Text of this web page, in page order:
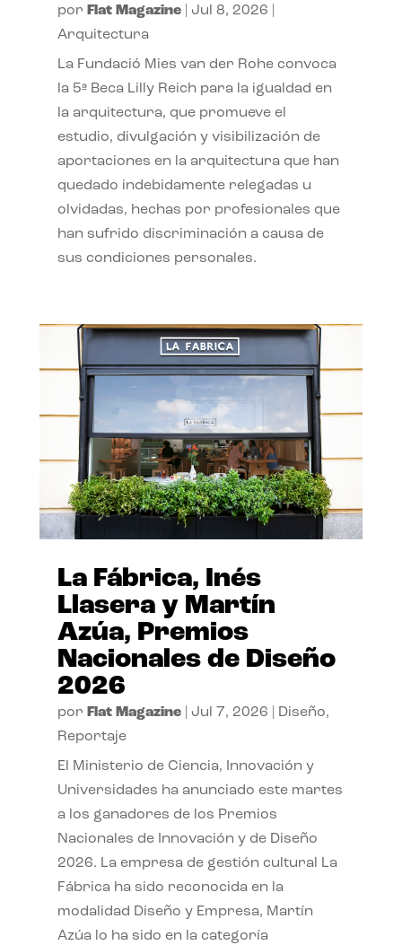
por Flat Magazine| Jul 8, 2026
Arquitectura
La Fundació Mies van der Rohe convoca
la 5ª Beca Lilly Reich para la igualdad en
la arquitectura, que promueve el
estudio, divulgación y visibilización de
aportaciones en la arquitectura que han
quedado indebidamente relegadas u
olvidadas, hechas por profesionales que
han sufrido discriminación a causa de
sus condiciones personales.
La Fábrica, Inés
Llasera y Martín
Azúa, Premios
Nacionales de Diseño
2026
por Flat Magazine| Jul 7, 2026 Diseño,
Reportaje
El Ministerio de Ciencia, Innovación y
Universidades ha anunciado este martes
a los ganadores de los Premios
Nacionales de Innovación y de Diseño
2026. La empresa de gestión cultural La
Fábrica ha sido reconocida en la
modalidad Diseño y Empresa, Martín
Azúa lo ha sido en la categoría